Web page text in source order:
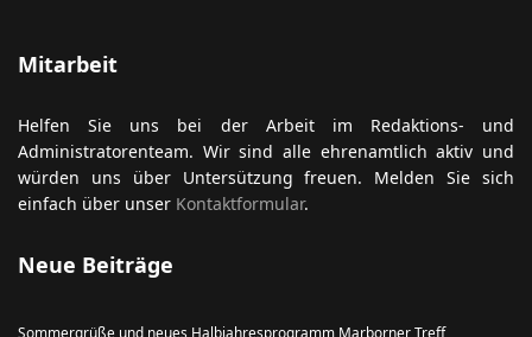
Mitarbeit
Helfen Sie uns bei der Arbeit im Redaktions- und
Administratorenteam. Wir sind alle ehrenamtlich aktiv und
würden uns über Untersützung freuen. Melden Sie sich
einfach über unser Kontaktformular.
Neue Beiträge
Sommergrüße und neues Halbjahresprogramm Marborner Treff